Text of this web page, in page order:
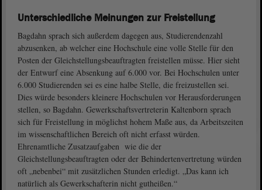
Unterschiedliche Meinungen zur Freistellung
Bagdahn sprach sich außerdem dagegen aus, Studierendenzahl
abzusenken, ab welcher eine Hochschule eine volle Stelle für den
Posten der Gleichstellungsbeauftragten freistellen müsse. Hier sieht
der Entwurf eine Absenkung auf 6.000 vor. Bei Hochschulen unter
6.000 Studierenden sei es eine halbe Stelle, die freizustellen sei.
Dies würde besonders kleinere Hochschulen vor Herausforderungen
stellen, so Bagdahn. Gewerkschaftsvertreterin Kaltenborn sprach
sich für Freistellung in möglichst hohem Maße aus, da Arbeitszeiten
im wissenschaftlichen Bereich oft nicht erfasst würden.
Ehrenamtliche Zusatzaufgaben wie die der
Gleichstellungsbeauftragten oder der Behindertenvertretung würden
oft „nebenbei“ mit zusätzlichen Stunden erledigt. „Das kann ich
natürlich als Gewerkschafterin nicht gutheißen.“